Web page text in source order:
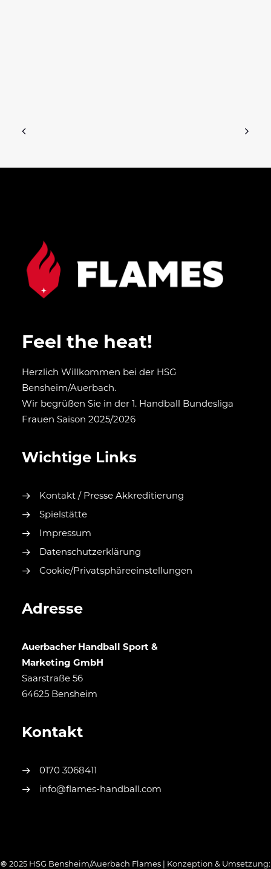
Feel the heat!
Herzlich Willkommen bei der HSG
Bensheim/Auerbach.
Wir begrüßen Sie in der 1. Handball Bundesliga
Frauen Saison 2025/2026
Wichtige Links
Kontakt / Presse Akkreditierung
Spielstätte
Impressum
Datenschutzerklärung
Cookie/Privatsphäreeinstellungen
Adresse
Auerbacher Handball Sport &
Marketing GmbH
Saarstraße 56
64625 Bensheim
Kontakt
0170 3068411
info@flames-handball.com
© 2025 HSG Bensheim/Auerbach Flames | Konzeption & Umsetzung: